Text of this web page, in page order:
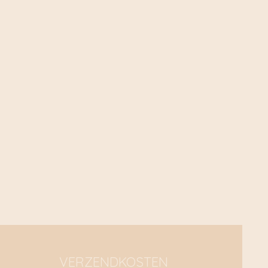
VERZENDKOSTEN